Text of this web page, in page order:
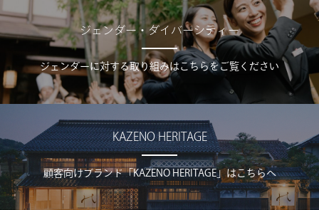
ジェンダー・ダイバーシティー
ジェンダーに対する取り組みはこちらをご覧ください
KAZENO HERITAGE
顧客向けブランド「KAZENO HERITAGE」はこちらへ